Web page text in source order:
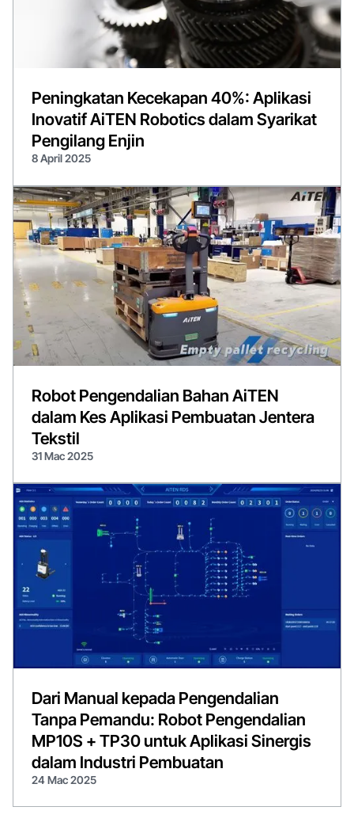
Peningkatan Kecekapan 40%: Aplikasi
Inovatif AiTEN Robotics dalam Syarikat
Pengilang Enjin
8 April 2025
Robot Pengendalian Bahan AiTEN
dalam Kes Aplikasi Pembuatan Jentera
Tekstil
31 Mac 2025
Dari Manual kepada Pengendalian
Tanpa Pemandu: Robot Pengendalian
MP10S + TP30 untuk Aplikasi Sinergis
dalam Industri Pembuatan
24 Mac 2025